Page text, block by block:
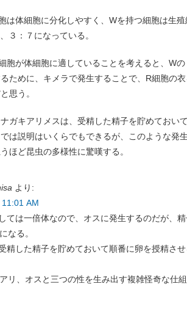
は体細胞に分化しやすく、Wを持つ細胞は生
３：７になっている。
胞が体細胞に適していることを考えると、W
ために、キメラで発生することで、R細胞の
思う。
ガキアリメスは、受精した精子を貯めておい
は説明はいくらでもできるが、このような発
ほど昆虫の多様性に驚嘆する。
より:
AM
ては一倍体なので、オスに発生するのだが、
なる。
精した精子を貯めておいて順番に卵を授精さ
リ、オスと三つの性を生み出す複雑怪奇な仕